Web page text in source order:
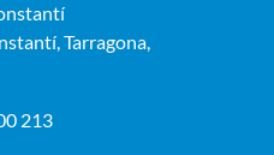
Tarragona,
213